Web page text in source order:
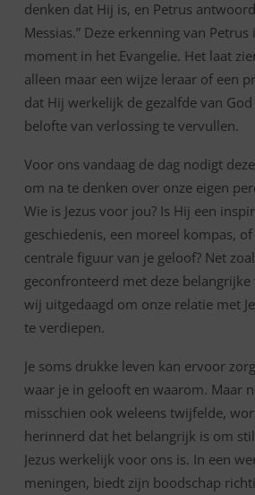
denken dat Hij is, en Petrus
Messias.” Deze erkenning van Petrus
moment in het Evangelie. Het laat
alleen maar een wijze leraar of een
dat Hij werkelijk de gezalfde van
belofte van verlossing te vervullen.
Voor ons vandaag de dag nodigt
om na te denken over onze eigen
Wie is Jezus voor jou? Is Hij een
geschiedenis, een moreel kompas,
centrale figuur van je geloof? Net
geconfronteerd met deze
wij uitgedaagd om onze relatie met
te verdiepen.
Je soms drukke leven kan ervoor
waar je in gelooft en waarom. Maar
misschien ook weleens twijfelde,
herinnerd dat het belangrijk is om
Jezus werkelijk voor ons is. In een
meningen, biedt zijn boodschap